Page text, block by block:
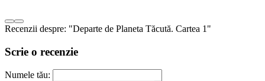
Recenzii despre: "Departe de Planeta Tăcută. Cartea 1"
Scrie o recenzie
Numele tău: